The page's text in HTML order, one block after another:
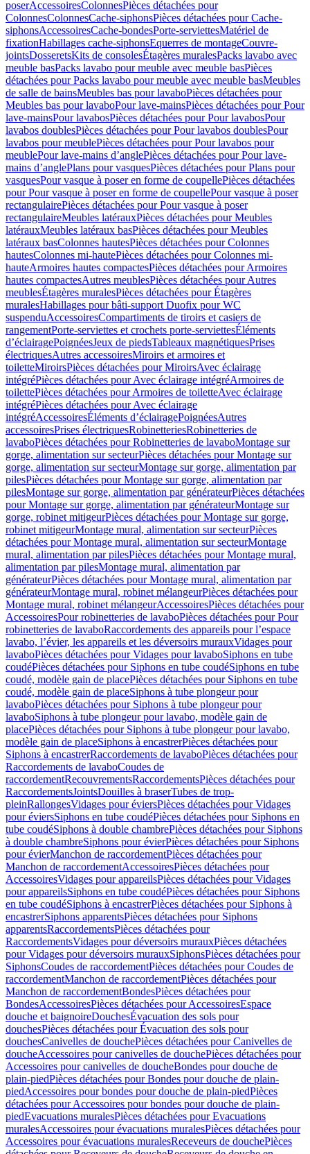
poserAccessoiresColonnesPièces détachées pour
ColonnesColonnesCache-siphonsPièces détachées pour Cache-
siphonsAccessoiresCache-bondesPorte-serviettesMatériel de
fixationHabillages cache-siphonsEquerres de montageCouvre-
jointsDosseretsKits de consolesÉtagères muralesPacks lavabo avec
meuble basPacks lavabo pour meuble avec meuble basPièces
détachées pour Packs lavabo pour meuble avec meuble basMeubles
de salle de bainsMeubles bas pour lavaboPièces détachées pour
Meubles bas pour lavaboPour lave-mainsPièces détachées pour Pour
lave-mainsPour lavabosPièces détachées pour Pour lavabosPour
lavabos doublesPièces détachées pour Pour lavabos doublesPour
lavabos pour meublePièces détachées pour Pour lavabos pour
meublePour lave-mains d’anglePièces détachées pour Pour lave-
mains d’anglePlans pour vasquesPièces détachées pour Plans pour
vasquesPour vasque à poser en forme de coupellePièces détachées
pour Pour vasque à poser en forme de coupellePour vasque à poser
rectangulairePièces détachées pour Pour vasque à poser
rectangulaireMeubles latérauxPièces détachées pour Meubles
latérauxMeubles latéraux basPièces détachées pour Meubles
latéraux basColonnes hautesPièces détachées pour Colonnes
hautesColonnes mi-hautePièces détachées pour Colonnes mi-
hauteArmoires hautes compactesPièces détachées pour Armoires
hautes compactesAutres meublesPièces détachées pour Autres
meublesÉtagères muralesPièces détachées pour Étagères
muralesHabillages pour bâti-support Duofix pour WC
suspenduAccessoiresCompartiments de tiroirs et casiers de
rangementPorte-serviettes et crochets porte-serviettesÉléments
d’éclairagePoignéesJeux de piedsTableaux magnétiquesPrises
électriquesAutres accessoiresMiroirs et armoires et
toiletteMiroirsPièces détachées pour MiroirsAvec éclairage
intégréPièces détachées pour Avec éclairage intégréArmoires de
toilettePièces détachées pour Armoires de toiletteAvec éclairage
intégréPièces détachées pour Avec éclairage
intégréAccessoiresÉléments d’éclairagePoignéesAutres
accessoiresPrises électriquesRobinetteriesRobinetteries de
lavaboPièces détachées pour Robinetteries de lavaboMontage sur
gorge, alimentation sur secteurPièces détachées pour Montage sur
gorge, alimentation sur secteurMontage sur gorge, alimentation par
pilesPièces détachées pour Montage sur gorge, alimentation par
pilesMontage sur gorge, alimentation par générateurPièces détachées
pour Montage sur gorge, alimentation par générateurMontage sur
gorge, robinet mitigeurPièces détachées pour Montage sur gorge,
robinet mitigeurMontage mural, alimentation sur secteurPièces
détachées pour Montage mural, alimentation sur secteurMontage
mural, alimentation par pilesPièces détachées pour Montage mural,
alimentation par pilesMontage mural, alimentation par
générateurPièces détachées pour Montage mural, alimentation par
générateurMontage mural, robinet mélangeurPièces détachées pour
Montage mural, robinet mélangeurAccessoiresPièces détachées pour
AccessoiresPour robinetteries de lavaboPièces détachées pour Pour
robinetteries de lavaboRaccordements des appareils pour l’espace
lavabo, l’évier, les appareils et les déversoirs murauxVidages pour
lavaboPièces détachées pour Vidages pour lavaboSiphons en tube
coudéPièces détachées pour Siphons en tube coudéSiphons en tube
coudé, modèle gain de placePièces détachées pour Siphons en tube
coudé, modèle gain de placeSiphons à tube plongeur pour
lavaboPièces détachées pour Siphons à tube plongeur pour
lavaboSiphons à tube plongeur pour lavabo, modèle gain de
placePièces détachées pour Siphons à tube plongeur pour lavabo,
modèle gain de placeSiphons à encastrerPièces détachées pour
Siphons à encastrerRaccordements de lavaboPièces détachées pour
Raccordements de lavaboCoudes de
raccordementRecouvrementsRaccordementsPièces détachées pour
RaccordementsJointsDouilles à braserTubes de trop-
pleinRallongesVidages pour éviersPièces détachées pour Vidages
pour éviersSiphons en tube coudéPièces détachées pour Siphons en
tube coudéSiphons à double chambrePièces détachées pour Siphons
à double chambreSiphons pour évierPièces détachées pour Siphons
pour évierManchon de raccordementPièces détachées pour
Manchon de raccordementAccessoiresPièces détachées pour
AccessoiresVidages pour appareilsPièces détachées pour Vidages
pour appareilsSiphons en tube coudéPièces détachées pour Siphons
en tube coudéSiphons à encastrerPièces détachées pour Siphons à
encastrerSiphons apparentsPièces détachées pour Siphons
apparentsRaccordementsPièces détachées pour
RaccordementsVidages pour déversoirs murauxPièces détachées
pour Vidages pour déversoirs murauxSiphonsPièces détachées pour
SiphonsCoudes de raccordementPièces détachées pour Coudes de
raccordementManchon de raccordementPièces détachées pour
Manchon de raccordementBondesPièces détachées pour
BondesAccessoiresPièces détachées pour AccessoiresEspace
douche et baignoireDouchesÉvacuation des sols pour
douchesPièces détachées pour Évacuation des sols pour
douchesCanivelles de douchePièces détachées pour Canivelles de
doucheAccessoires pour canivelles de douchePièces détachées pour
Accessoires pour canivelles de doucheBondes pour douche de
plain-piedPièces détachées pour Bondes pour douche de plain-
piedAccessoires pour bondes pour douche de plain-piedPièces
détachées pour Accessoires pour bondes pour douche de plain-
piedEvacuations muralesPièces détachées pour Evacuations
muralesAccessoires pour évacuations muralesPièces détachées pour
Accessoires pour évacuations muralesReceveurs de douchePièces